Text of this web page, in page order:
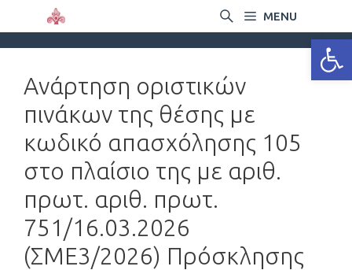
MENU
Ανάρτηση οριστικών
πινάκων της θέσης με
κωδικό απασχόλησης 105
στο πλαίσιο της με αριθ.
πρωτ. αριθ. πρωτ.
751/16.03.2026
(ΣΜΕ3/2026) Πρόσκλησης